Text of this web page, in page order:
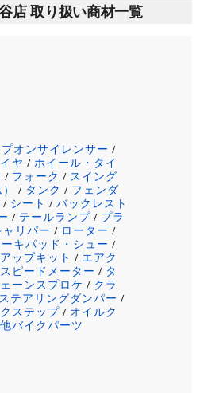
店 取り扱い商材一覧
オンサイレンサー /
ヤ / ホイール・タイ
/ フォーク / スイング
/ タンク / フェンダ
/ シート / バックレスト
/ テールランプ / プラ
ャリパー / ローター /
キパッド・シュー /
ップキット / エアク
スピードメーター / タ
ーンスプロケ / クラ
ステアリングダンパー /
ステップ / オイルク
バイクパーツ